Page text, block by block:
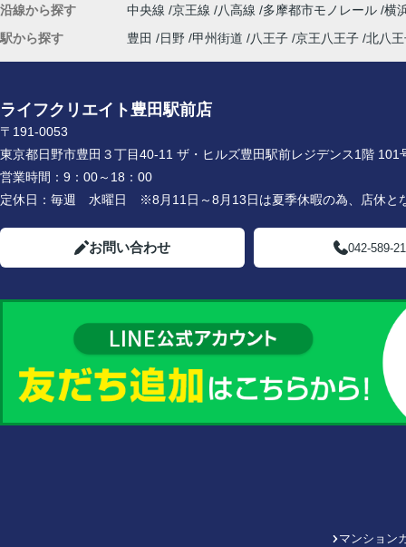
沿線から探す 中央線 京王線 八高線 多摩都市モノレール 横
駅から探す
豊田 日野 甲州街道 八王子 京王八王子 北八
ライフクリエイト豊田駅前店
〒191-0053
東京都日野市豊田３丁目40-11 ザ・ヒルズ豊田駅前レジデンス1階 101
営業時間： 9：00～18：00
定休日： 毎週 水曜日 ※8月11日～8月13日は夏季休暇の為、店休と
お問い合わせ 042-589-
マンション